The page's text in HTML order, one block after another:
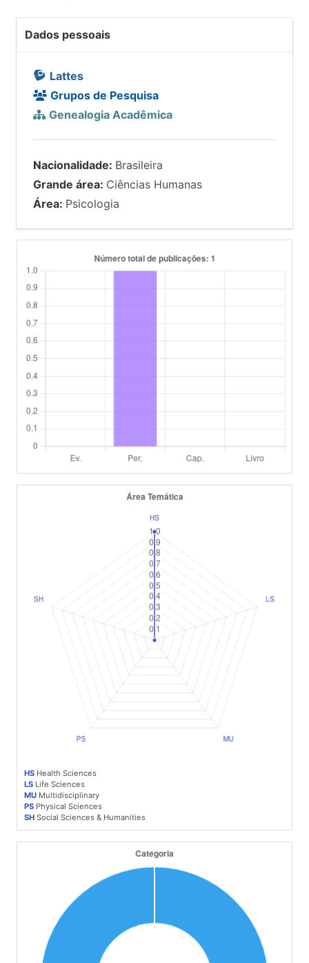
Dados pessoais
Lattes
Grupos de Pesquisa
Genealogia Acadêmica
Nacionalidade: Brasileira
Grande área: Ciências Humanas
Área: Psicologia
HS Health Sciences
LS Life Sciences
MU Multidisciplinary
PS Physical Sciences
SH Social Sciences & Humanities